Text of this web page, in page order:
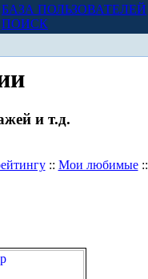
БАЗА ПОЛЬЗОВАТЕЛЕЙ
ПОИСК
и т.д.
:: Мои любимые::